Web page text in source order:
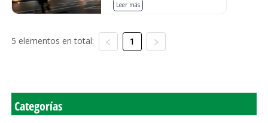
Leer más
5 elementos en total: 1
Categorías